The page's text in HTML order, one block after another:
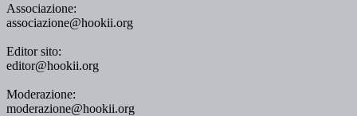
Associazione:
associazione@hookii.org
Editor sito:
editor@hookii.org
Moderazione:
moderazione@hookii.org